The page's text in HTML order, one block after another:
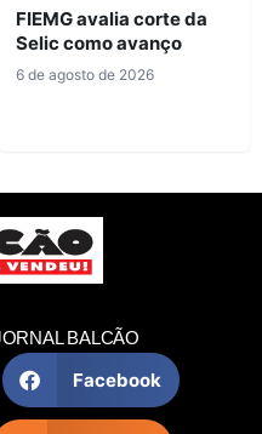
FIEMG avalia corte da
Selic como avanço
6 de agosto de 2026
BALCÃO
Facebook